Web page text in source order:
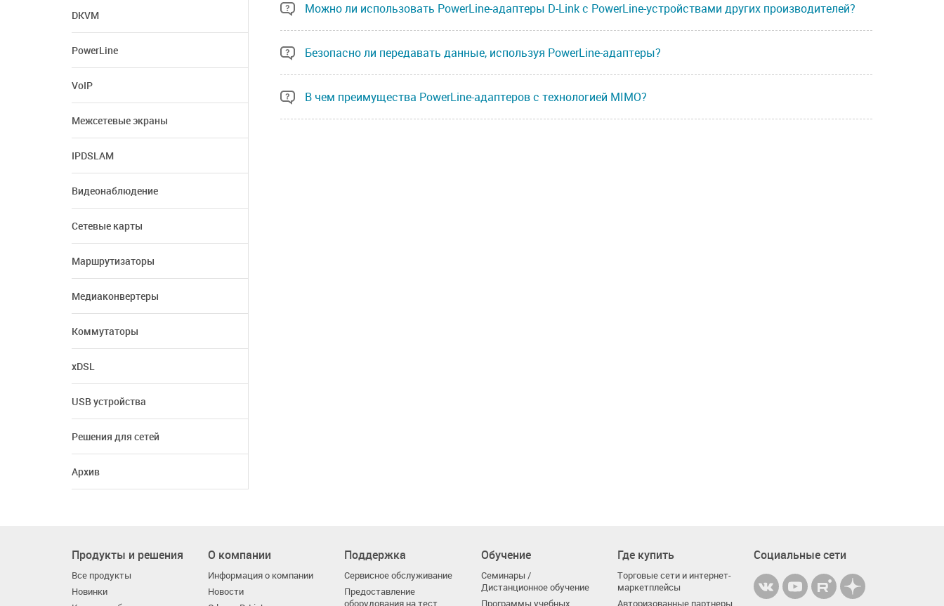
DKVM
PowerLine
VoIP
Межсетевые экраны
IPDSLAM
Видеонаблюдение
Сетевые карты
Маршрутизаторы
Медиаконвертеры
Коммутаторы
xDSL
USB устройства
Решения для сетей
Архив
Можно ли использовать PowerLine-адаптеры D-Link с PowerLine-устройствами других производителей?
Безопасно ли передавать данные, используя PowerLine-адаптеры?
В чем преимущества PowerLine-адаптеров с технологией MIMO?
Продукты и решения
Все продукты
Новинки
О компании
Информация о компании
Новости
Поддержка
Сервисное обслуживание
Предоставление
оборудования на тест
Обучение
Семинары /
Дистанционное обучение
Программы учебных
Где купить
Торговые сети и интернет-
маркетплейсы
Авторизованные партнеры
Социальные сети